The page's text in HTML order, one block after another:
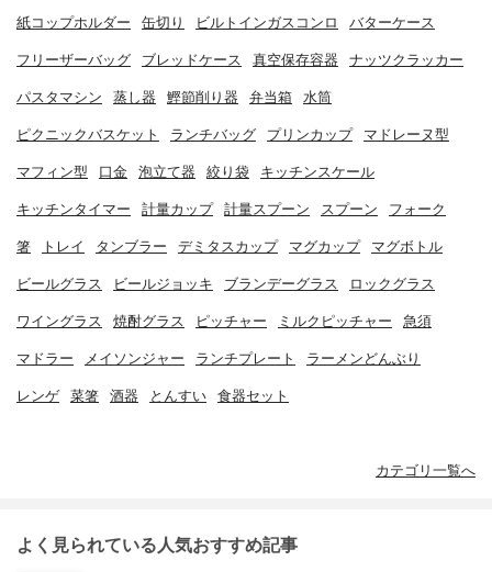
紙コップホルダー 缶切り ビルトインガスコンロ バターケース
フリーザーバッグ ブレッドケース 真空保存容器 ナッツクラッカー
パスタマシン 蒸し器 鰹節削り器 弁当箱 水筒
ピクニックバスケット ランチバッグ プリンカップ マドレーヌ型
マフィン型 口金 泡立て器 絞り袋 キッチンスケール
キッチンタイマー 計量カップ 計量スプーン スプーン フォーク
箸 トレイ タンブラー デミタスカップ マグカップ マグボトル
ビールグラス ビールジョッキ ブランデーグラス ロックグラス
ワイングラス 焼酎グラス ピッチャー ミルクピッチャー 急須
マドラー メイソンジャー ランチプレート ラーメンどんぶり
レンゲ 菜箸 酒器 とんすい 食器セット
カテゴリ一覧へ
よく見られている人気おすすめ記事